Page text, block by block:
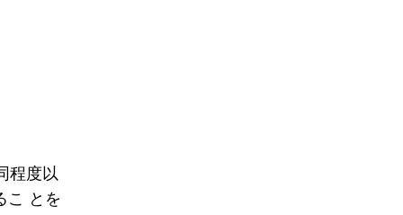
程度以
こ とを